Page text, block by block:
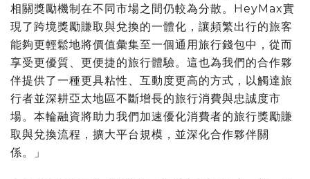
相關獎勵機制在不同市場之間仍較為分散。HeyMax實
現了跨境獎勵賺取與兌換的一體化，讓頻繁出行的旅客
能夠更輕鬆地將價值彙集至一個通用旅行錢包中，從而
享受更優質、更便捷的旅行體驗。這也為我們的合作夥
伴提供了一種更具粘性、互動度更高的方式，以觸達旅
行者並深耕亞太地區不斷增長的旅行消費與忠誠度市
場。本輪融資將助力我們加速優化消費者的旅行獎勵賺
取與兌換流程，擴大平台規模，並深化合作夥伴關
係。」